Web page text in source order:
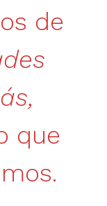
de
que